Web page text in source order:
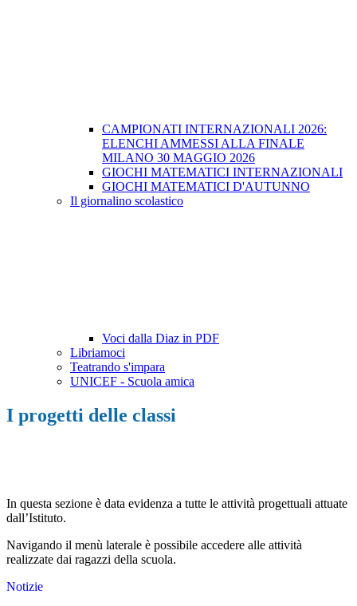
CAMPIONATI INTERNAZIONALI 2026:
ELENCHI AMMESSI ALLA FINALE
MILANO 30 MAGGIO 2026
GIOCHI MATEMATICI INTERNAZIONALI
GIOCHI MATEMATICI D'AUTUNNO
Il giornalino scolastico
Voci dalla Diaz in PDF
Libriamoci
Teatrando s'impara
UNICEF - Scuola amica
I progetti delle classi
In questa sezione è data evidenza a tutte le attività progettuali attuate
dall’Istituto.
Navigando il menù laterale è possibile accedere alle attività
realizzate dai ragazzi della scuola.
Notizie